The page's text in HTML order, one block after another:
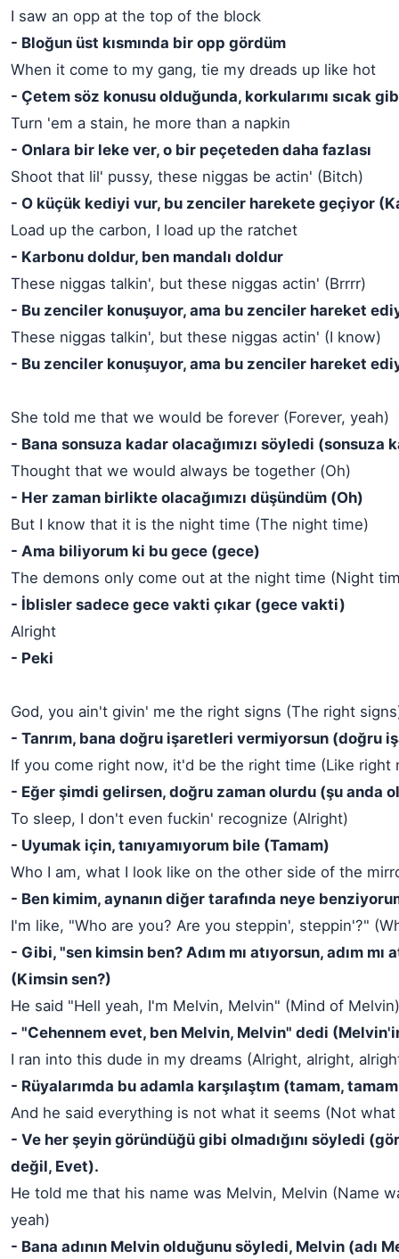
I saw an opp at the top of the block
- Bloğun üst kısmında bir opp gördüm
When it come to my gang, tie my dreads up like hot
- Çetem söz konusu olduğunda, korkularımı sıcak
Turn 'em a stain, he more than a napkin
- Onlara bir leke ver, o bir peçeteden daha fazlası
Shoot that lil' pussy, these niggas be actin' (Bitch)
- O küçük kediyi vur, bu zenciler harekete geçiyor
Load up the carbon, I load up the ratchet
- Karbonu doldur, ben mandalı doldur
These niggas talkin', but these niggas actin' (Brrrr)
- Bu zenciler konuşuyor, ama bu zenciler hareket
These niggas talkin', but these niggas actin' (I know)
- Bu zenciler konuşuyor, ama bu zenciler hareket
She told me that we would be forever (Forever, yeah)
- Bana sonsuza kadar olacağımızı söyledi (sonsuza
Thought that we would always be together (Oh)
- Her zaman birlikte olacağımızı düşündüm (Oh)
But I know that it is the night time (The night time)
- Ama biliyorum ki bu gece (gece)
The demons only come out at the night time (Night
- İblisler sadece gece vakti çıkar (gece vakti)
Alright
- Peki
God, you ain't givin' me the right signs (The right
- Tanrım, bana doğru işaretleri vermiyorsun (doğru
If you come right now, it'd be the right time (Like right
- Eğer şimdi gelirsen, doğru zaman olurdu (şu anda
To sleep, I don't even fuckin' recognize (Alright)
- Uyumak için, tanıyamıyorum bile (Tamam)
Who I am, what I look like on the other side of the
- Ben kimim, aynanın diğer tarafında neye
I'm like, "Who are you? Are you steppin', steppin'?"
- Gibi, "sen kimsin ben? Adım mı atıyorsun, adım mı
(Kimsin sen?)
He said "Hell yeah, I'm Melvin, Melvin" (Mind of Melvin)
- "Cehennem evet, ben Melvin, Melvin" dedi
I ran into this dude in my dreams (Alright, alright,
- Rüyalarımda bu adamla karşılaştım (tamam,
And he said everything is not what it seems (Not
- Ve her şeyin göründüğü gibi olmadığını söyledi
değil, Evet).
He told me that his name was Melvin, Melvin (Name
yeah)
- Bana adının Melvin olduğunu söyledi, Melvin (adı